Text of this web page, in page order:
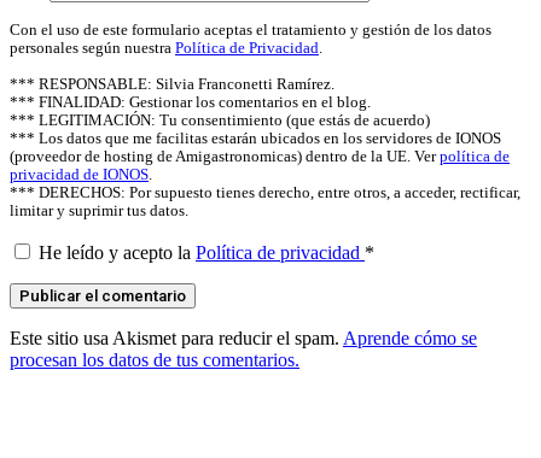
Con el uso de este formulario aceptas el tratamiento y gestión de los datos
personales según nuestra Política de Privacidad.
*** RESPONSABLE: Silvia Franconetti Ramírez.
*** FINALIDAD: Gestionar los comentarios en el blog.
*** LEGITIMACIÓN: Tu consentimiento (que estás de acuerdo)
*** Los datos que me facilitas estarán ubicados en los servidores de IONOS
(proveedor de hosting de Amigastronomicas) dentro de la UE. Verpolítica de
privacidad de IONOS.
*** DERECHOS: Por supuesto tienes derecho, entre otros, a acceder, rectificar,
limitar y suprimir tus datos.
He leído y acepto la Política de privacidad *
Este sitio usa Akismet para reducir el spam. Aprende cómo se
procesan los datos de tus comentarios.